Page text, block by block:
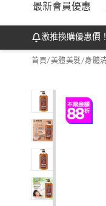
最新會員優惠
激推換購優惠價
首頁/美體美髮/身體